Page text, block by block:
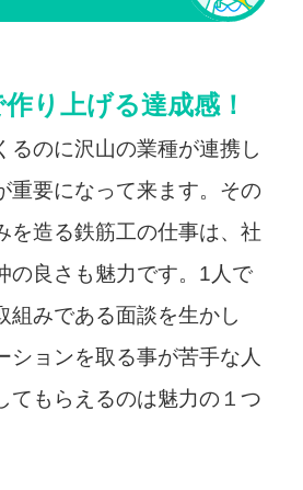
り上げる達成感！
るのに沢山の業種が連携し
重要になって来ます。その
を造る鉄筋工の仕事は、社
の良さも魅力です。1人で
組みである面談を生かし
ションを取る事が苦手な人
てもらえるのは魅力の１つ